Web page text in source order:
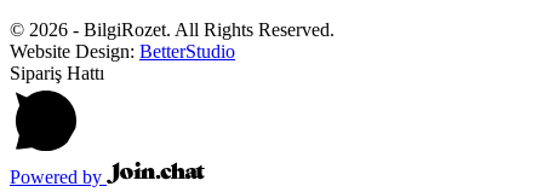
© 2026 - BilgiRozet. All Rights Reserved.
Website Design: BetterStudio
Sipariş Hattı
Powered by